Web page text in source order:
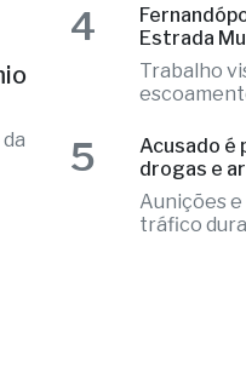
Estrada
Trabalho
4
Acusado é
drogas e
Aunições
tráfico
5